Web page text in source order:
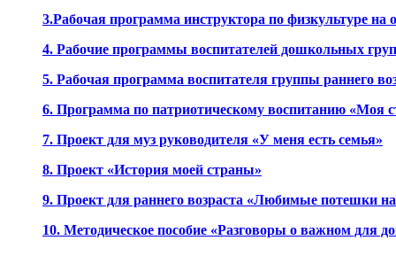
3.Рабочая программа инструктора по физкультуре
4. Рабочие программы воспитателей дошкольных
5. Рабочая программа воспитателя группы раннего
6. Программа по патриотическому воспитанию «Моя
7. Проект для муз руководителя «У меня есть семья»
8. Проект «История моей страны»
9. Проект для раннего возраста «Любимые потешки
10. Методическое пособие «Разговоры о важном для